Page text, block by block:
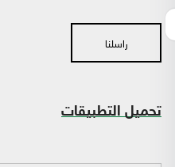
راسلنا
تحميل التطبيقات